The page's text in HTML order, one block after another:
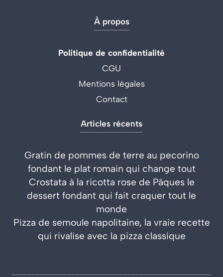
À propos
Politique de confidentialité
CGU
Mentions légales
Contact
Articles récents
Gratin de pommes de terre au pecorino
fondant le plat romain qui change tout
Crostata à la ricotta rose de Pâques le
dessert fondant qui fait craquer tout le
monde
Pizza de semoule napolitaine, la vraie recette
qui rivalise avec la pizza classique